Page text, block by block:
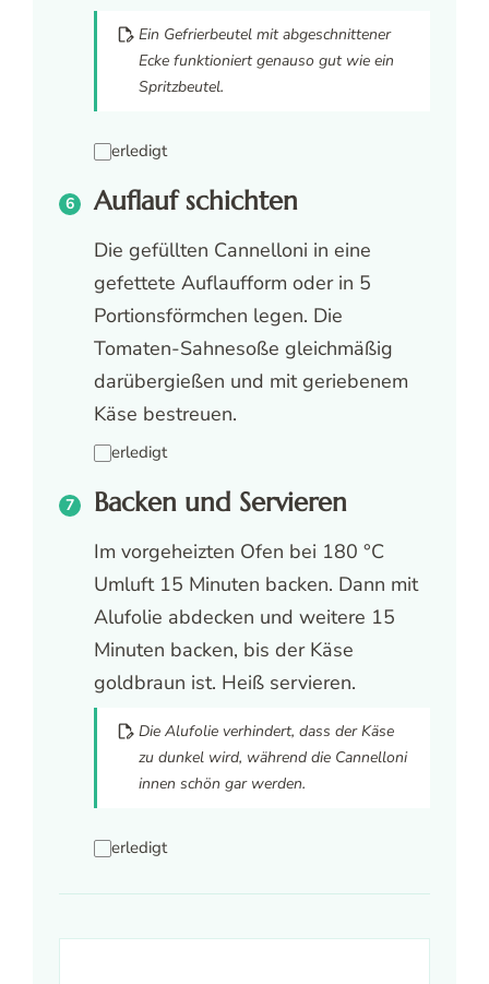
Ein Gefrierbeutel mit abgeschnittener
Ecke funktioniert genauso gut wie ein
Spritzbeutel.
erledigt
Auflauf schichten
Die gefüllten Cannelloni in eine
gefettete Auflaufform oder in 5
Portionsförmchen legen. Die
Tomaten-Sahnesoße gleichmäßig
darübergießen und mit geriebenem
Käse bestreuen.
erledigt
Backen und Servieren
Im vorgeheizten Ofen bei 180 °C
Umluft 15 Minuten backen. Dann mit
Alufolie abdecken und weitere 15
Minuten backen, bis der Käse
goldbraun ist. Heiß servieren.
Die Alufolie verhindert, dass der Käse
zu dunkel wird, während die Cannelloni
innen schön gar werden.
erledigt